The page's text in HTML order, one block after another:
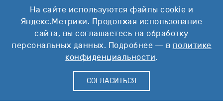
Ваш аккаунт
2026 год. Все права защищены.
На сайте используются файлы cookie и
Яндекс.Метрики. Продолжая использование
сайта, вы соглашаетесь на обработку
персональных данных. Подробнее — в политике
конфиденциальности.
СОГЛАСИТЬСЯ